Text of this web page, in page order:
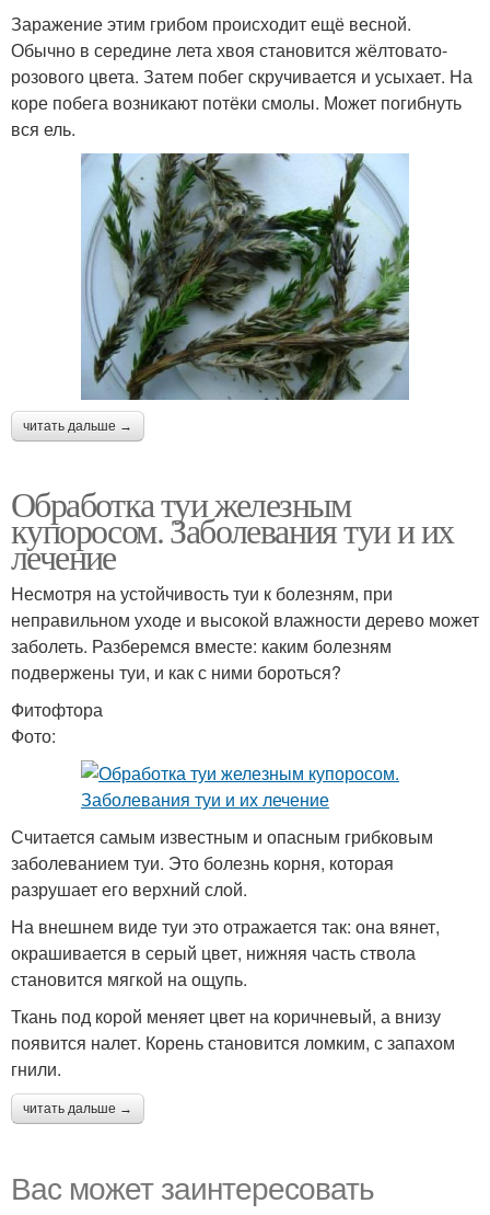
Заражение этим грибом происходит ещё весной.
Обычно в середине лета хвоя становится жёлтовато-
розового цвета. Затем побег скручивается и усыхает. На
коре побега возникают потёки смолы. Может погибнуть
вся ель.
читать дальше →
Обработка туи железным
купоросом. Заболевания туи и их
лечение
Несмотря на устойчивость туи к болезням, при
неправильном уходе и высокой влажности дерево может
заболеть. Разберемся вместе: каким болезням
подвержены туи, и как с ними бороться?
Фитофтора
Фото:
Считается самым известным и опасным грибковым
заболеванием туи. Это болезнь корня, которая
разрушает его верхний слой.
На внешнем виде туи это отражается так: она вянет,
окрашивается в серый цвет, нижняя часть ствола
становится мягкой на ощупь.
Ткань под корой меняет цвет на коричневый, а внизу
появится налет. Корень становится ломким, с запахом
гнили.
читать дальше →
Вас может заинтересовать